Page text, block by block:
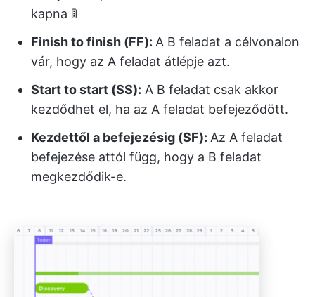
kapna 🚦
Finish to finish (FF): A B feladat a célvonalon
vár, hogy az A feladat átlépje azt.
Start to start (SS): A B feladat csak akkor
kezdődhet el, ha az A feladat befejeződött.
Kezdettől a befejezésig (SF): Az A feladat
befejezése attól függ, hogy a B feladat
megkezdődik-e.